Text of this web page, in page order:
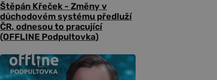
Štěpán Křeček - Změny v
důchodovém systému předluží
ČR, odnesou to pracující
(OFFLINE Podpultovka)